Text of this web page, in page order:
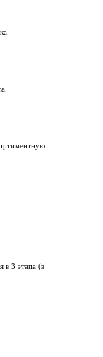
в 3 этапа (в